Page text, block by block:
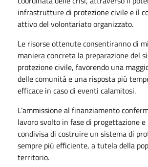
infrastrutture di protezione civile e il
attivo del volontariato organizzato.
Le risorse ottenute consentiranno di
maniera concreta la preparazione del
protezione civile, favorendo una
delle comunità e una risposta più
efficace in caso di eventi calamitosi.
L’ammissione al finanziamento
lavoro svolto in fase di progettazione
condivisa di costruire un sistema di
sempre più efficiente, a tutela della
territorio.